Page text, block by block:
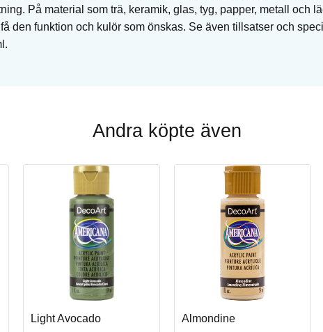
På material som trä, keramik, glas, tyg, papper, metall och
den funktion och kulör som önskas. Se även tillsatser och
Andra köpte även
Light Avocado Almondine